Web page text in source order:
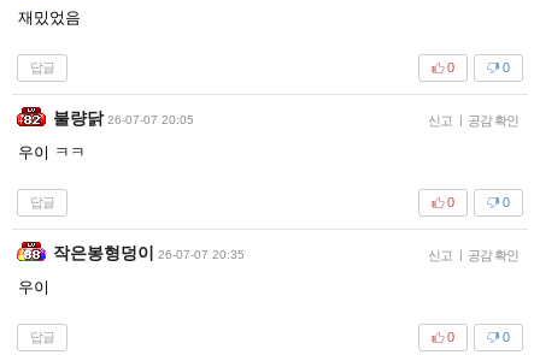
재밌었음
답글 0
0
불량닭 26-07-07 20:05 신고 | 공감 확인
우이 ㅋㅋ
답글 0
0
작은봉형덩이 26-07-07 20:35 신고 | 공감 확인
우이
답글 0
0